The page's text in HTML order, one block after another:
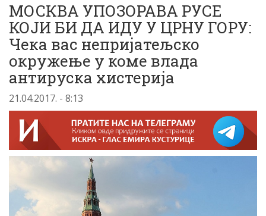
МОСКВА УПОЗОРАВА РУСЕ
КОЈИ БИ ДА ИДУ У ЦРНУ ГОРУ:
Чека вас непријатељско
окружење у коме влада
антируска хистерија
21.04.2017. - 8:13